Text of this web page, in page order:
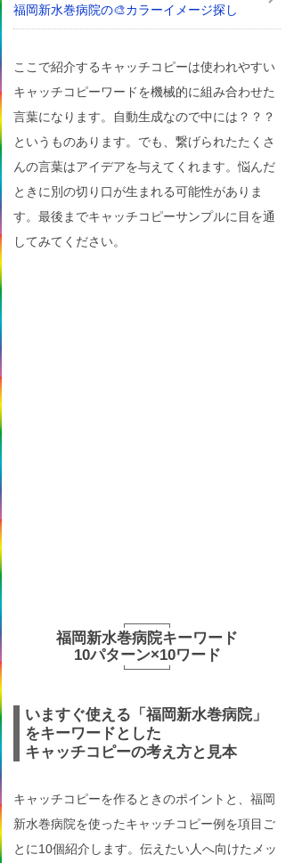
福岡新水巻病院の🎨カラーイメージ探し
ここで紹介するキャッチコピーは使われやすい
キャッチコピーワードを機械的に組み合わせた
言葉になります。自動生成なので中には？？？
というものあります。でも、繋げられたたくさ
んの言葉はアイデアを与えてくれます。悩んだ
ときに別の切り口が生まれる可能性がありま
す。最後までキャッチコピーサンプルに目を通
してみてください。
福岡新水巻病院キーワード
10パターン×10ワード
いますぐ使える「福岡新水巻病院」
をキーワードとした
キャッチコピーの考え方と見本
キャッチコピーを作るときのポイントと、福岡
新水巻病院を使ったキャッチコピー例を項目ご
とに10個紹介します。伝えたい人へ向けたメッ